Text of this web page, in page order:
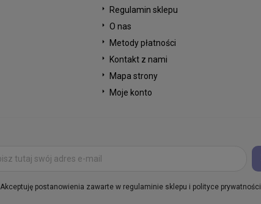
Regulamin sklepu
O nas
Metody płatności
Kontakt z nami
Mapa strony
Moje konto
Akceptuję postanowienia zawarte w regulaminie sklepu i polityce prywatności